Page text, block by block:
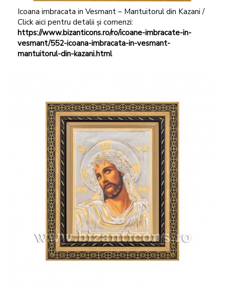
Icoana imbracata in Vesmant – Mantuitorul din Kazani /
Click aici pentru detalii și comenzi:
https://www.bizanticons.ro/ro/icoane-imbracate-in-
vesmant/552-icoana-imbracata-in-vesmant-
mantuitorul-din-kazani.html